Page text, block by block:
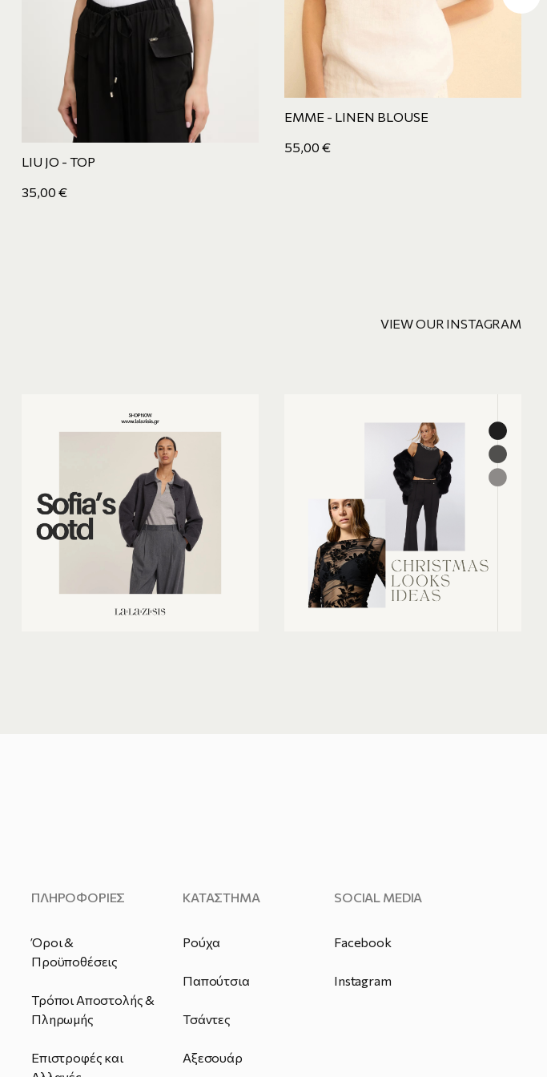
LIU JO - TOP
35,00 €
EMME - LINEN BLOUSE
55,00 €
VIEW OUR INSTAGRAM
ΠΛΗΡΟΦΟΡΙΕΣ
Όροι &
Προϋποθέσεις
Τρόποι Αποστολής &
Πληρωμής
Επιστροφές και
ΚΑΤΑΣΤΗΜΑ
Ρούχα
Παπούτσια
Τσάντες
Αξεσουάρ
SOCIAL MEDIA
Facebook
Instagram